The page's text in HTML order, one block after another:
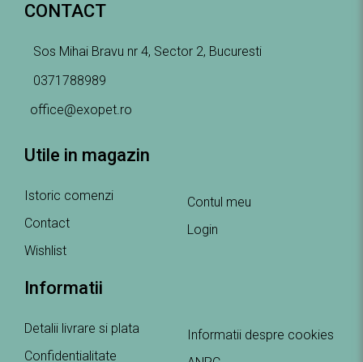
CONTACT
Sos Mihai Bravu nr 4, Sector 2, Bucuresti
0371788989
office@exopet.ro
Utile in magazin
Istoric comenzi
Contact
Wishlist
Contul meu
Login
Informatii
Detalii livrare si plata
Confidentialitate
Informatii despre cookies